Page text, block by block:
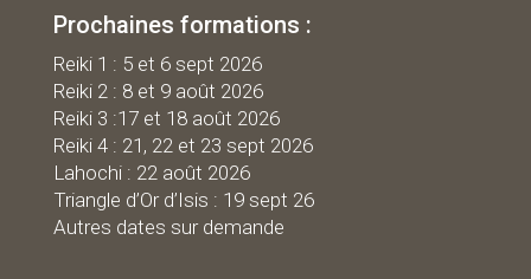
Prochaines formations :
Reiki 1 : 5 et 6 sept 2026
Reiki 2 : 8 et 9 août 2026
Reiki 3 :17 et 18 août 2026
Reiki 4 : 21, 22 et 23 sept 2026
Lahochi : 22 août 2026
Triangle d’Or d’Isis : 19 sept 26
Autres dates sur demande